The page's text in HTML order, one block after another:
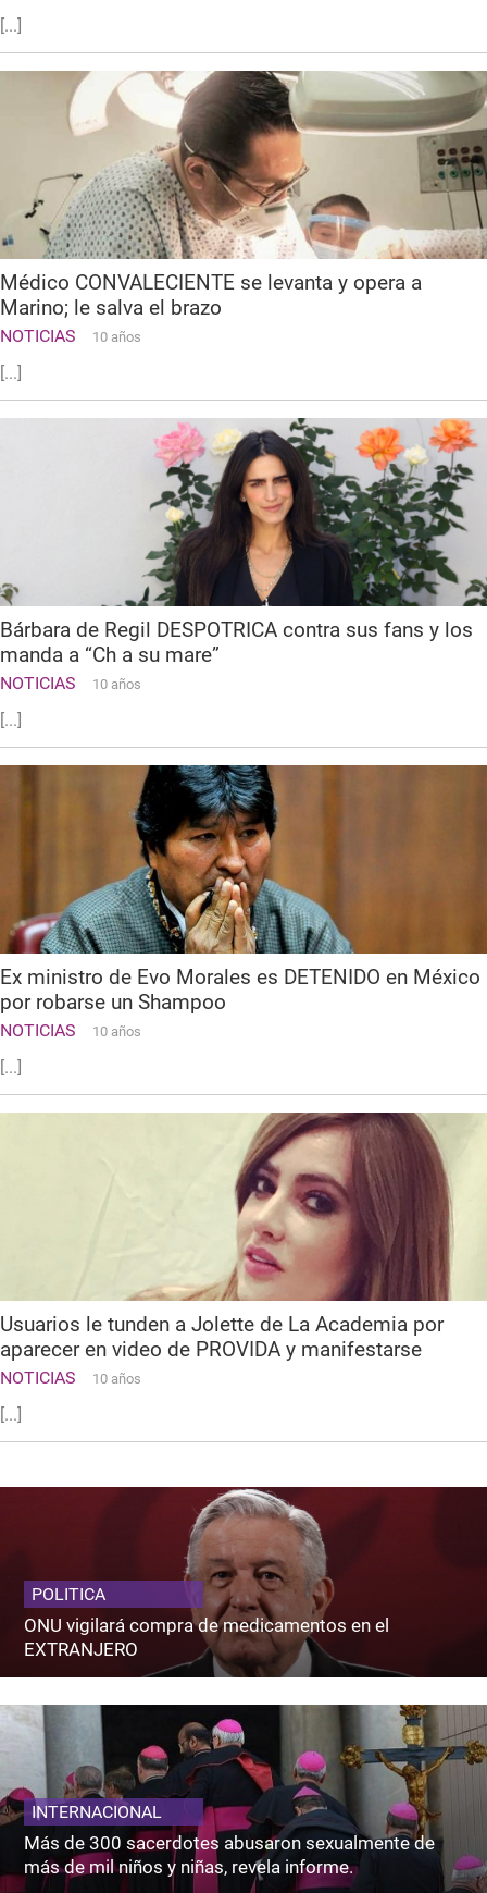
[...]
Médico CONVALECIENTE se levanta y opera a
Marino; le salva el brazo
NOTICIAS 10 años
[...]
Bárbara de Regil DESPOTRICA contra sus fans y los
manda a “Ch a su mare”
NOTICIAS 10 años
[...]
Ex ministro de Evo Morales es DETENIDO en México
por robarse un Shampoo
NOTICIAS 10 años
[...]
Usuarios le tunden a Jolette de La Academia por
aparecer en video de PROVIDA y manifestarse
NOTICIAS 10 años
[...]
POLITICA
ONU vigilará compra de medicamentos en el
EXTRANJERO
INTERNACIONAL
Más de 300 sacerdotes abusaron sexualmente de
más de mil niños y niñas, revela informe.